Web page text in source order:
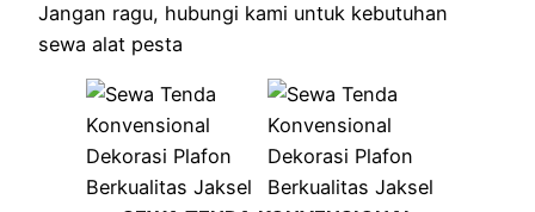
Jangan ragu, hubungi kami untuk kebutuhan
sewa alat pesta